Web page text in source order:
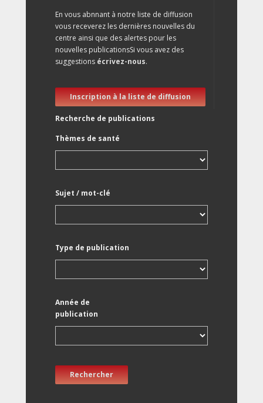
En vous abnnant à notre liste de diffusion
vous receverez les dernières nouvelles du
centre ainsi que des alertes pour les
nouvelles publicationsSi vous avez des
suggestions écrivez-nous.
Inscription à la liste de diffusion
Recherche de publications
Thèmes de santé
Sujet / mot-clé
Type de publication
Année de
publication
Rechercher